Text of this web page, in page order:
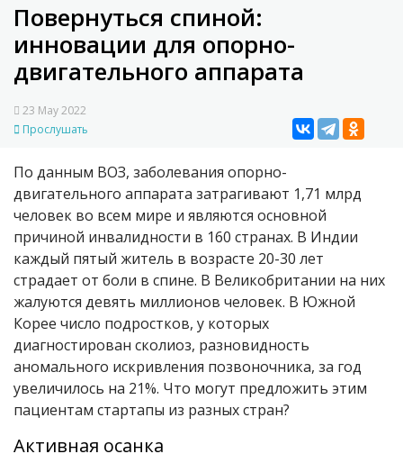
Повернуться спиной:
инновации для опорно-
двигательного аппарата
23 May 2022
Прослушать
По данным ВОЗ, заболевания опорно-
двигательного аппарата затрагивают 1,71 млрд
человек во всем мире и являются основной
причиной инвалидности в 160 странах. В Индии
каждый пятый житель в возрасте 20-30 лет
страдает от боли в спине. В Великобритании на них
жалуются девять миллионов человек. В Южной
Корее число подростков, у которых
диагностирован сколиоз, разновидность
аномального искривления позвоночника, за год
увеличилось на 21%. Что могут предложить этим
пациентам стартапы из разных стран?
Активная осанка